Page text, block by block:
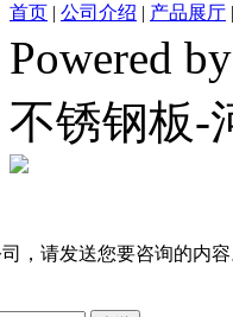
首页 | 公司介绍 | 产品展厅 |
Powered by
不锈钢板-
，请发送您要咨询的内容